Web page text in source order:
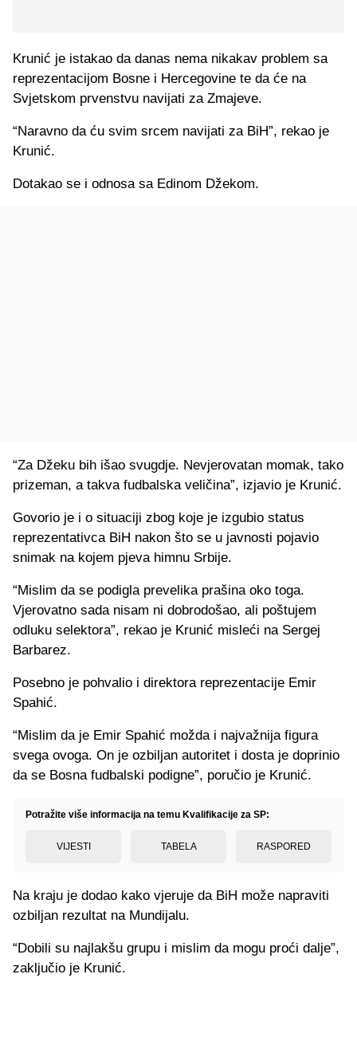
Krunić je istakao da danas nema nikakav problem sa
reprezentacijom Bosne i Hercegovine te da će na
Svjetskom prvenstvu navijati za Zmajeve.
“Naravno da ću svim srcem navijati za BiH”, rekao je
Krunić.
Dotakao se i odnosa sa Edinom Džekom.
“Za Džeku bih išao svugdje. Nevjerovatan momak, tako
prizeman, a takva fudbalska veličina”, izjavio je Krunić.
Govorio je i o situaciji zbog koje je izgubio status
reprezentativca BiH nakon što se u javnosti pojavio
snimak na kojem pjeva himnu Srbije.
“Mislim da se podigla prevelika prašina oko toga.
Vjerovatno sada nisam ni dobrodošao, ali poštujem
odluku selektora”, rekao je Krunić misleći na Sergej
Barbarez.
Posebno je pohvalio i direktora reprezentacije Emir
Spahić.
“Mislim da je Emir Spahić možda i najvažnija figura
svega ovoga. On je ozbiljan autoritet i dosta je doprinio
da se Bosna fudbalski podigne”, poručio je Krunić.
Potražite više informacija na temu Kvalifikacije za SP:
VIJESTI TABELA RASPORED
Na kraju je dodao kako vjeruje da BiH može napraviti
ozbiljan rezultat na Mundijalu.
“Dobili su najlakšu grupu i mislim da mogu proći dalje”,
zaključio je Krunić.